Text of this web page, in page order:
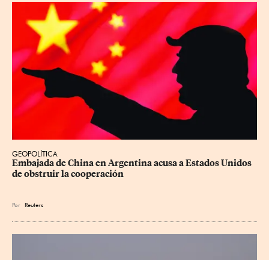
GEOPOLÍTICA
Embajada de China en Argentina acusa a Estados Unidos
de obstruir la cooperación
Por Reuters